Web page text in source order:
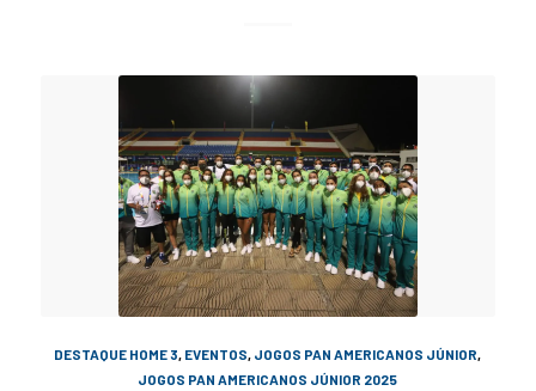
DESTAQUE HOME 3, EVENTOS, JOGOS PAN AMERICANOS JÚNIOR,
JOGOS PAN AMERICANOS JÚNIOR 2025